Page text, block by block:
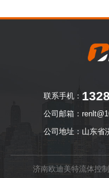
联系手机：
公司邮箱：
公司地址：山东省
济南欧迪美特流体控